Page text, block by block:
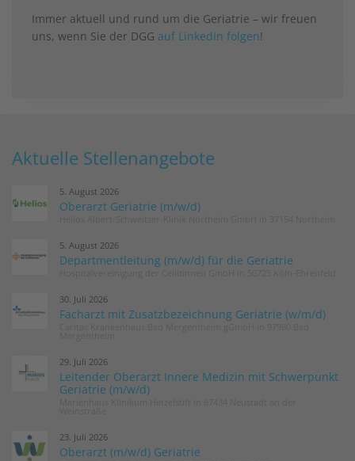
Immer aktuell und rund um die Geriatrie – wir freuen
uns, wenn Sie der DGG auf LinkedIn folgen!
Aktuelle Stellenangebote
5. August 2026
Oberarzt Geriatrie (m/w/d)
5. August 2026
Departmentleitung (m/w/d) für die Geriatrie
30. Juli 2026
Facharzt mit Zusatzbezeichnung Geriatrie (w/m/d)
29. Juli 2026
Leitender Oberarzt Innere Medizin mit Schwerpunkt
Geriatrie (m/w/d)
23. Juli 2026
Oberarzt (m/w/d) Geriatrie